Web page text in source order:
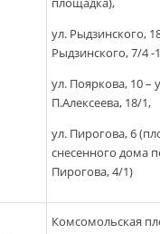
ул. Рыдзинского,
Рыдзинского, 7/4 -
ул. Пояркова, 10 –
П.Алексеева, 18/1,
ул. Пирогова, 6
снесенного дома
Пирогова, 4/1)
Комсомольская